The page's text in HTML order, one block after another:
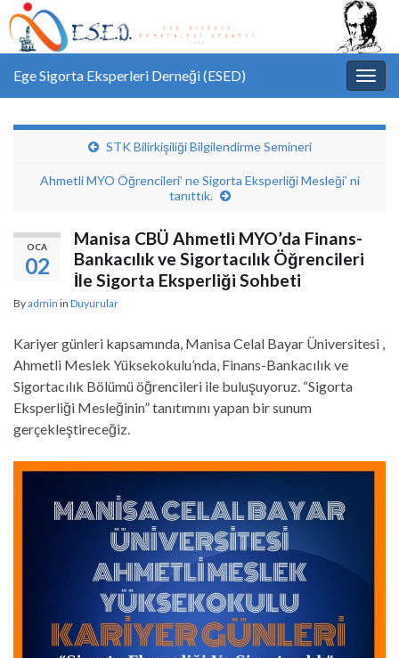
Ege Sigorta Eksperleri Derneği (ESED)
STK Bilirkişiliği Bilgilendirme Semineri
Ahmetli MYO Öğrencileri’ ne Sigorta Eksperliği Mesleği’ ni
tanıttık.
OCA
02
Manisa CBÜ Ahmetli MYO’da Finans-
Bankacılık ve Sigortacılık Öğrencileri
İle Sigorta Eksperliği Sohbeti
Byadmin in Duyurular
Kariyer günleri kapsamında, Manisa Celal Bayar Üniversitesi ,
Ahmetli Meslek Yüksekokulu’nda, Finans-Bankacılık ve
Sigortacılık Bölümü öğrencileri ile buluşuyoruz. “Sigorta
Eksperliği Mesleğinin” tanıtımını yapan bir sunum
gerçekleştireceğiz.